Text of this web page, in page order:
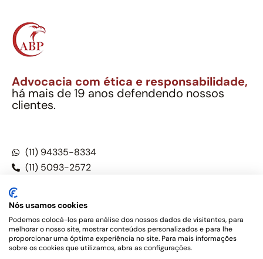
Advocacia com ética e responsabilidade,
há mais de 19 anos defendendo nossos
clientes.
(11) 94335-8334
(11) 5093-2572
Este site não é um produto Meta Platforms, Inc., Google LLC,
tampouco oferece serviços públicos oficiais. Somos um
Nós usamos cookies
Podemos colocá-los para análise dos nossos dados de visitantes, para
melhorar o nosso site, mostrar conteúdos personalizados e para lhe
proporcionar uma óptima experiência no site. Para mais informações
sobre os cookies que utilizamos, abra as configurações.